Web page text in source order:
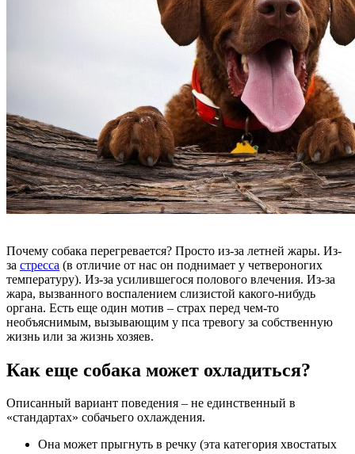
Почему собака перегревается? Просто из-за летней жары. Из-
за стресса (в отличие от нас он поднимает у четвероногих
температуру). Из-за усилившегося полового влечения. Из-за
жара, вызванного воспалением слизистой какого-нибудь
органа. Есть еще один мотив – страх перед чем-то
необъяснимым, вызывающим у пса тревогу за собственную
жизнь или за жизнь хозяев.
Как еще собака может охладиться?
Описанный вариант поведения – не единственный в
«стандартах» собачьего охлаждения.
Она может прыгнуть в речку (эта категория хвостатых